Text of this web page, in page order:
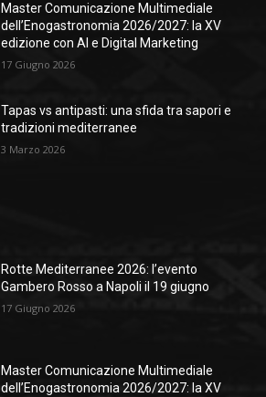
Master Comunicazione Multimediale
dell’Enogastronomia 2026/2027: la XV
edizione con AI e Digital Marketing
17 Giugno 2026
Tapas vs antipasti: una sfida tra sapori e
tradizioni mediterranee
3 Marzo 2026
Rotte Mediterranee 2026: l’evento
Gambero Rosso a Napoli il 19 giugno
17 Giugno 2026
Master Comunicazione Multimediale
dell’Enogastronomia 2026/2027: la XV